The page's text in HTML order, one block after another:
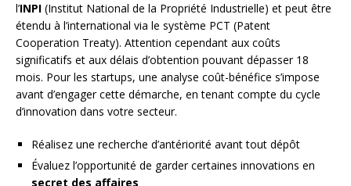
l’INPI (Institut National de la Propriété Industrielle) et peut être
étendu à l’international via le système PCT (Patent
Cooperation Treaty). Attention cependant aux coûts
significatifs et aux délais d’obtention pouvant dépasser 18
mois. Pour les startups, une analyse coût-bénéfice s’impose
avant d’engager cette démarche, en tenant compte du cycle
d’innovation dans votre secteur.
Réalisez une recherche d’antériorité avant tout dépôt
Évaluez l’opportunité de garder certaines innovations en
secret des affaires